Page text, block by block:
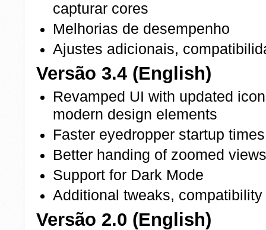
capturar cores
Melhorias de desempenho
Ajustes adicionais,
Versão 3.4 (English)
Revamped UI with updated
modern design elements
Faster eyedropper startup times
Better handing of zoomed
Support for Dark Mode
Additional tweaks,
Versão 2.0 (English)